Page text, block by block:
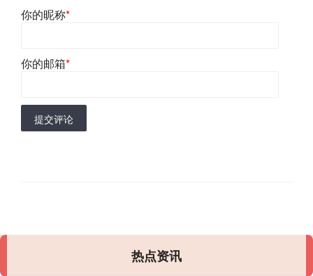
你的昵称*
你的邮箱*
提交评论
热点资讯